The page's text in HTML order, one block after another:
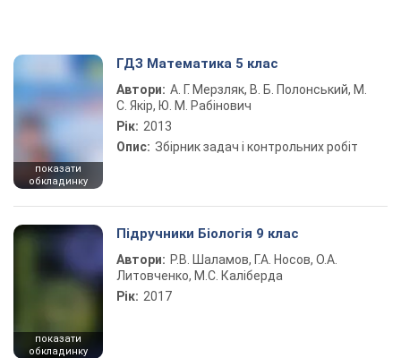
показати
обкладинку
ГДЗ Математика 5 клас
Автори: А. Г. Мерзляк, В. Б. Полонський, М.
С. Якір, Ю. М. Рабінович
Рік: 2013
Опис: Збірник задач і контрольних робіт
показати
обкладинку
Підручники Біологія 9 клас
Автори: Р.В. Шаламов, Г.А. Носов, О.А.
Литовченко, М.С. Каліберда
Рік: 2017